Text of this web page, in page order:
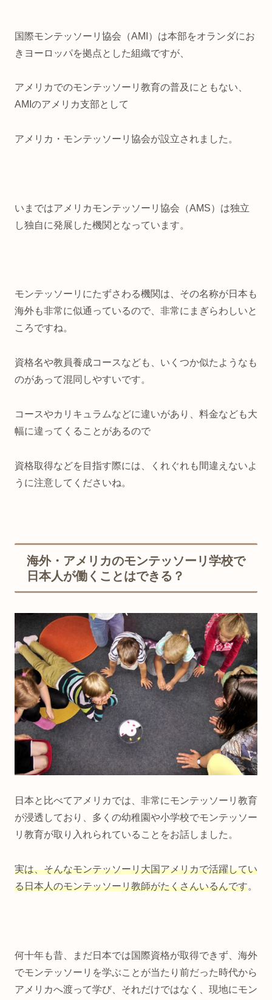
国際モンテッソーリ協会（AMI）は本部をオランダにお
きヨーロッパを拠点とした組織ですが、
アメリカでのモンテッソーリ教育の普及にともない、
AMIのアメリカ支部として
アメリカ・モンテッソーリ協会が設立されました。
いまではアメリカモンテッソーリ協会（AMS）は独立
し独自に発展した機関となっています。
モンテッソーリにたずさわる機関は、その名称が日本も
海外も非常に似通っているので、非常にまぎらわしいと
ころですね。
資格名や教員養成コースなども、いくつか似たようなも
のがあって混同しやすいです。
コースやカリキュラムなどに違いがあり、料金なども大
幅に違ってくることがあるので
資格取得などを目指す際には、くれぐれも間違えないよ
うに注意してくださいね。
海外・アメリカのモンテッソーリ学校で
日本人が働くことはできる？
日本と比べてアメリカでは、非常にモンテッソーリ教育
が浸透しており、多くの幼稚園や小学校でモンテッソー
リ教育が取り入れられていることをお話しました。
実は、そんなモンテッソーリ大国アメリカで活躍してい
る日本人のモンテッソーリ教師がたくさんいるんです。
何十年も昔、まだ日本では国際資格が取得できず、海外
でモンテッソーリを学ぶことが当たり前だった時代から
アメリカへ渡って学び、それだけではなく、現地にモン